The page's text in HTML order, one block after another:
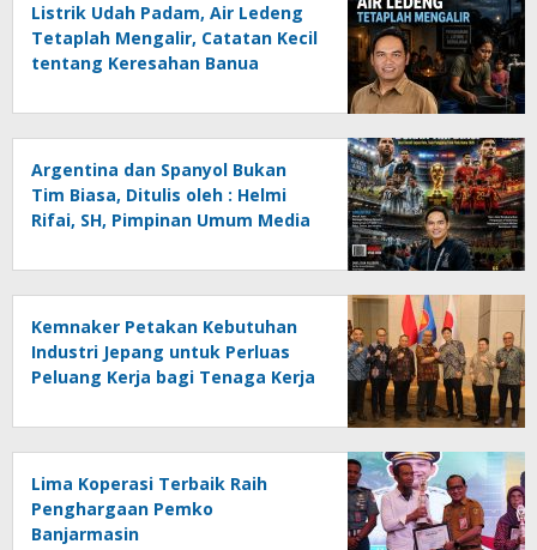
Listrik Udah Padam, Air Ledeng
Tetaplah Mengalir, Catatan Kecil
tentang Keresahan Banua
Ancaman Lingkungan, Oleh :
Helmi Rifai, SH
Argentina dan Spanyol Bukan
Tim Biasa, Ditulis oleh : Helmi
Rifai, SH, Pimpinan Umum Media
Kemnaker Petakan Kebutuhan
Industri Jepang untuk Perluas
Peluang Kerja bagi Tenaga Kerja
Lima Koperasi Terbaik Raih
Penghargaan Pemko
Banjarmasin